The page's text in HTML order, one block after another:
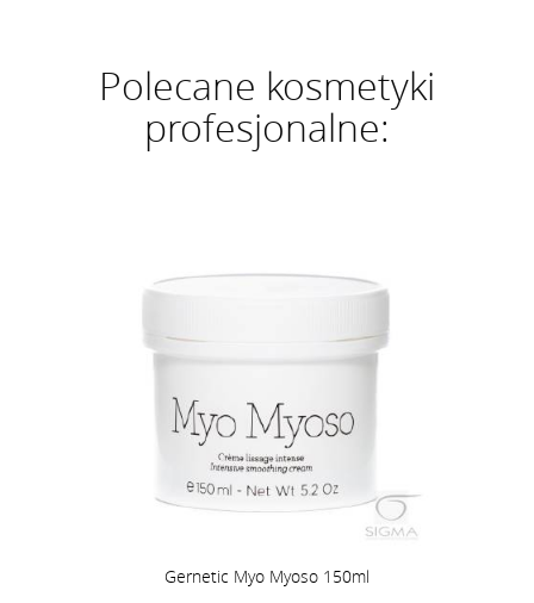
Polecane kosmetyki
profesjonalne:
Gernetic Myo Myoso 150ml